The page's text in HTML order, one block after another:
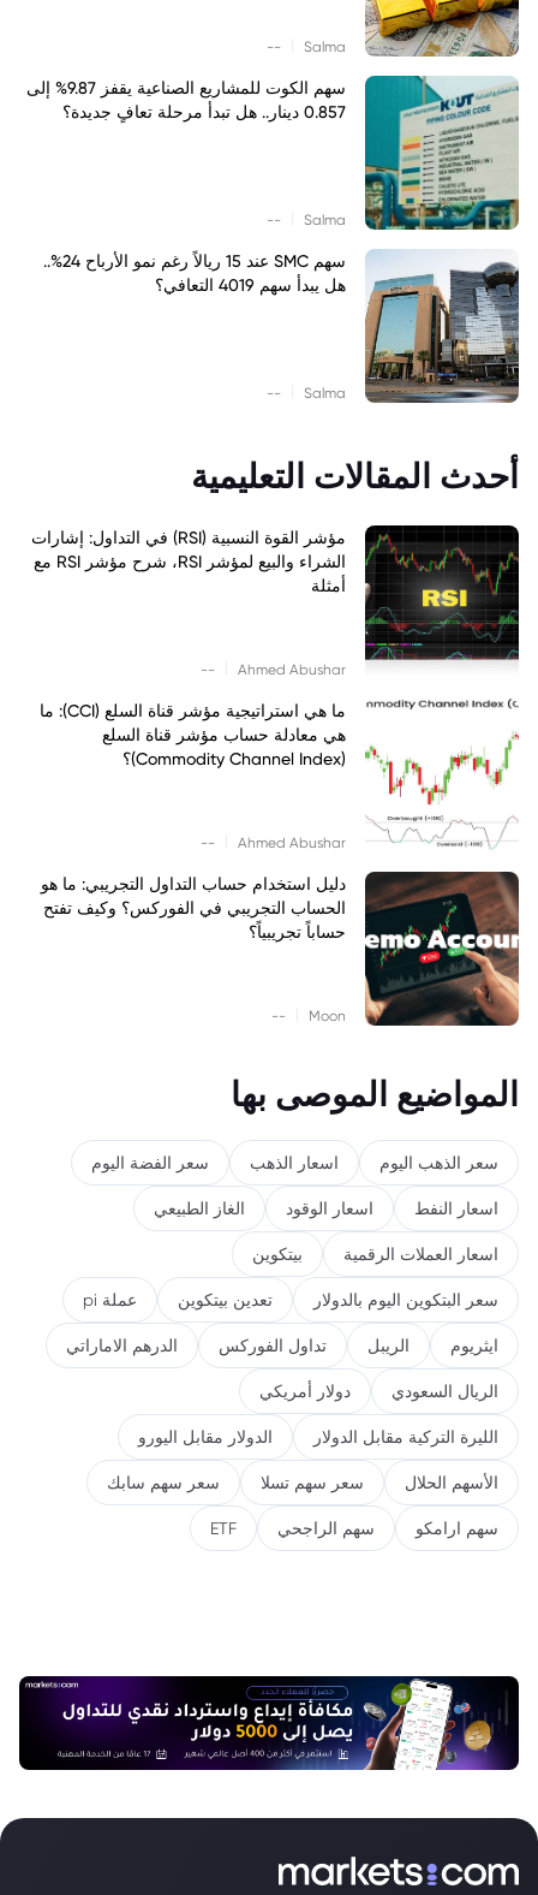
Salma
--
سهم الكوت للمشاريع الصناعية يقفز 9.87% إلى
0.857 دينار.. هل تبدأ مرحلة تعافٍ جديدة؟
Salma
--
سهم SMC عند 15 ريالاً رغم نمو الأرباح 24%..
هل يبدأ سهم 4019 التعافي؟
Salma
--
أحدث المقالات التعليمية
مؤشر القوة النسبية (RSI) في التداول: إشارات
الشراء والبيع لمؤشر RSI، شرح مؤشر RSI مع
أمثلة
Ahmed Abushar
--
ما هي استراتيجية مؤشر قناة السلع (CCI): ما
هي معادلة حساب مؤشر قناة السلع
(Commodity Channel Index)؟
Ahmed Abushar
--
دليل استخدام حساب التداول التجريبي: ما هو
الحساب التجريبي في الفوركس؟ وكيف تفتح
حساباً تجريبياً؟
Moon
--
المواضيع الموصى بها
سعر الذهب اليوم اسعار الذهب سعر الفضة اليوم
اسعار النفط اسعار الوقود الغاز الطبيعي
اسعار العملات الرقمية بيتكوين
سعر البتكوين اليوم بالدولار تعدين بيتكوين عملة pi
ايثريوم الريبل تداول الفوركس الدرهم الاماراتي
الريال السعودي دولار أمريكي
الليرة التركية مقابل الدولار الدولار مقابل اليورو
الأسهم الحلال سعر سهم تسلا سعر سهم سابك
سهم ارامكو سهم الراجحي ETF